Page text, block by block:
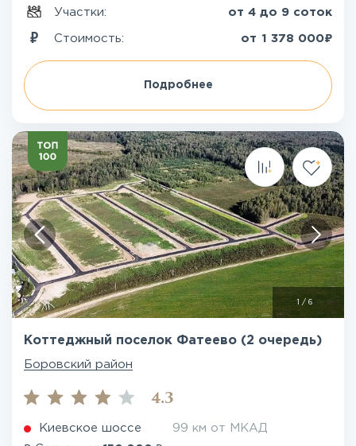
Участки: от 4 до 9 соток
Стоимость: от 1 378 000₽
Подробнее
/ 6
Коттеджный поселок Фатеево (2 очередь)
Боровский район
4.3
Киевское шоссе 99 км от МКАД